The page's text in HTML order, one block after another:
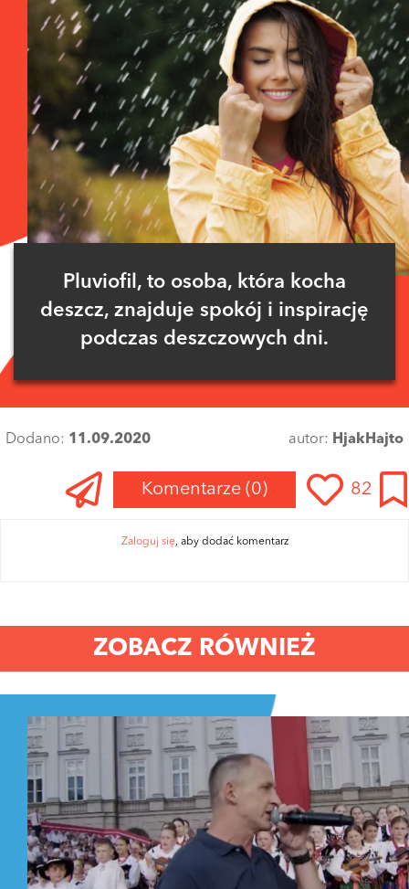
Pluviofil, to osoba, która kocha
deszcz, znajduje spokój i inspirację
podczas deszczowych dni.
Dodano: 11.09.2020 autor: HjakHajto
Komentarze (0) 82
Zaloguj się, aby dodać komentarz
ZOBACZ RÓWNIEŻ